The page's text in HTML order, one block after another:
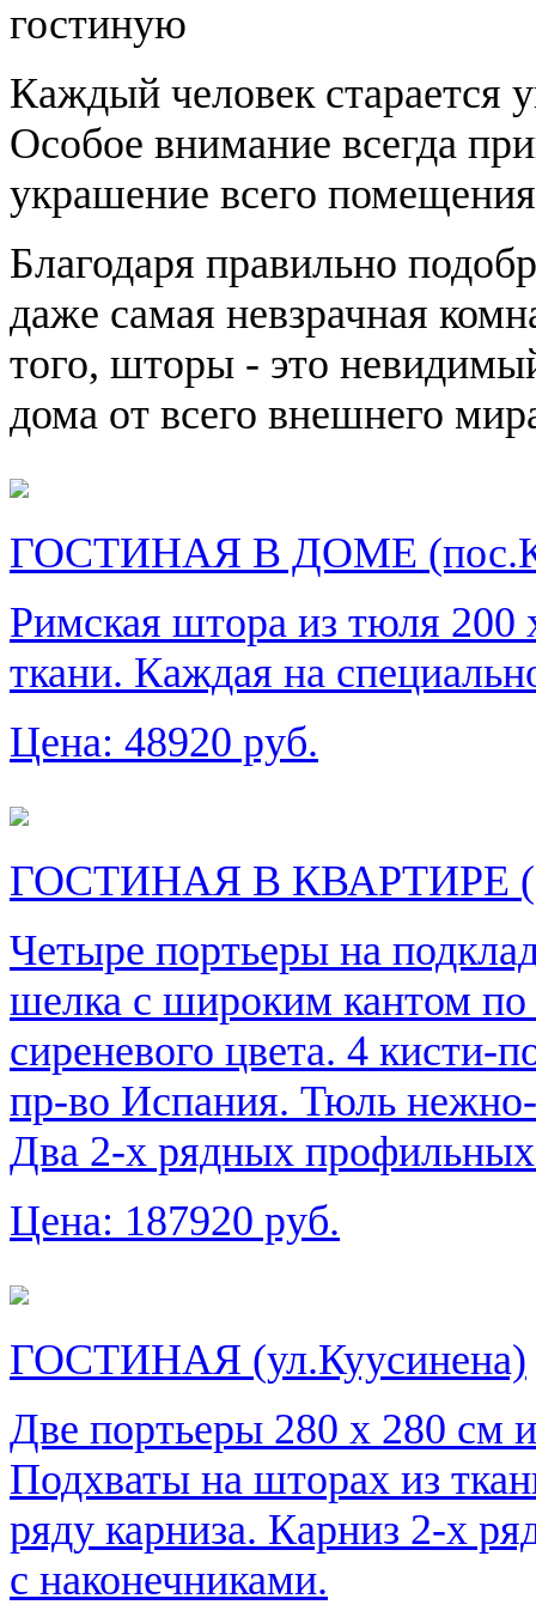
Каждый человек старается
Особое внимание всегда
украшение всего
Благодаря правильно
даже самая невзрачная
того, шторы - это
дома от всего внешнего
ГОСТИНАЯ В ДОМЕ
Римская штора из тюля 200
ткани. Каждая на
Цена: 48920 руб.
ГОСТИНАЯ В КВАРТИРЕ
Четыре портьеры на
шелка с широким кантом
сиреневого цвета. 4 кисти-
пр-во Испания. Тюль
Два 2-х рядных
Цена: 187920 руб.
ГОСТИНАЯ (ул.Куусинена)
Две портьеры 280 х 280 см
Подхваты на шторах из
ряду карниза. Карниз 2-х
с наконечниками.